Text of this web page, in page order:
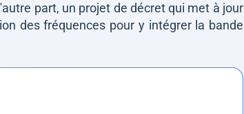
part, un projet de décret qui met à jour
des fréquences pour y intégrer la bande